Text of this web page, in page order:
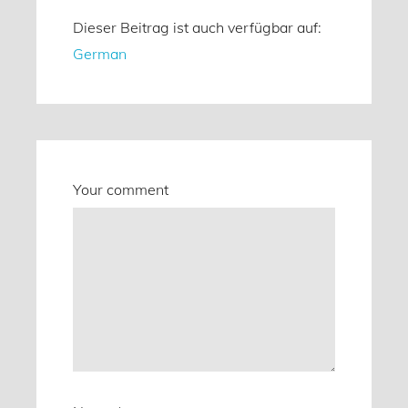
Dieser Beitrag ist auch verfügbar auf:
German
Your comment